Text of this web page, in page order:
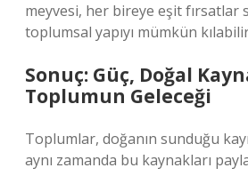
meyvesi, her bireye eşit fırsatlar
toplumsal yapıyı mümkün
Sonuç: Güç, Doğal
Toplumun Geleceği
Toplumlar, doğanın sunduğu
aynı zamanda bu kaynakları